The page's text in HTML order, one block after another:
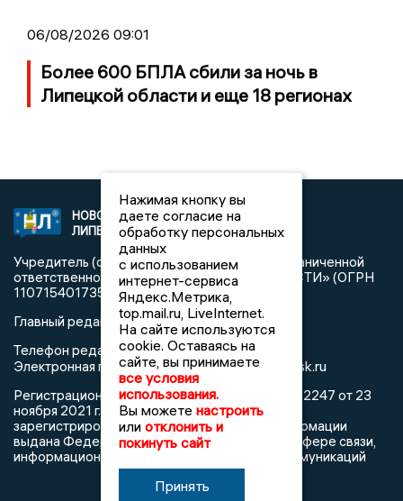
06/08/2026 09:01
Более 600 БПЛА сбили за ночь в
Липецкой области и еще 18 регионах
НОВОСТИ
ЛИПЕЦКА
2021 © NEWSLIPETSK.RU | СИ
«Новости Липецка»
Учредитель (соучредители): Общество с ограниченной
ответственностью «РЕГИОНАЛЬНЫЕ НОВОСТИ» (ОГРН
1107154017354)
Главный редактор: Герцог Е.Г.
Телефон редакции: +7 903 699 9427
Электронная почта редакции:info@newslipetsk.ru
Регистрационный номер: серия Эл № ФС77-82247 от 23
ноября 2021 г. согласно выписке из реестра
зарегистрированных средств массовой информации
выдана Федеральной службой по надзору в сфере связи,
информационных технологий и массовых коммуникаций
Нажимая кнопку вы
даете согласие на
обработку персональных
данных
с использованием
интернет-сервиса
Яндекс.Метрика,
top.mail.ru, LiveInternet.
На сайте используются
cookie. Оставаясь на
сайте, вы принимаете
все условия
использования.
Вы можете настроить
или отклонить и
покинуть сайт
Принять